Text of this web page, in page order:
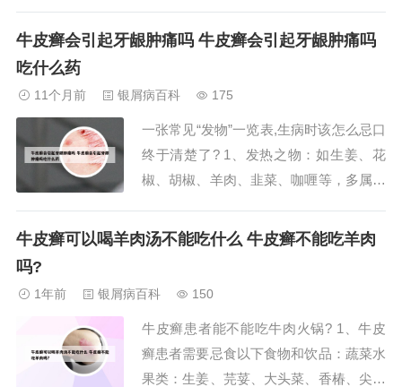
银屑病患者不能吃的，主要就是包括鸡
银屑病不能吃的食物主要包括以下几类：
发物：...
牛皮癣会引起牙龈肿痛吗 牛皮癣会引起牙龈肿痛吗
吃什么药
11个月前 银屑病百科 175
一张常见“发物”一览表,生病时该怎么忌口
终于清楚了? 1、发热之物：如生姜、花
椒、胡椒、羊肉、韭菜、咖喱等，多属辛
或牙龈肿痛者。而怕冷的人可适量食用，
湿热有痰的人应少食，如身体困倦、胃口
差、大便...
牛皮癣可以喝羊肉汤不能吃什么 牛皮癣不能吃羊肉
吗?
1年前 银屑病百科 150
牛皮癣患者能不能吃牛肉火锅? 1、牛皮
癣患者需要忌食以下食物和饮品：蔬菜水
果类：生姜、芫荽、大头菜、香椿、尖椒